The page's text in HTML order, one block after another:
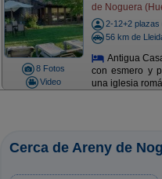
8 Fotos
Video
de Noguera
2-12+2 plazas
56 km de
Antigua
con esmero y
una iglesia
Cerca de Areny de